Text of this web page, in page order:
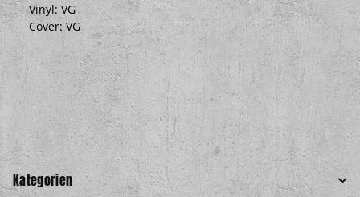
Vinyl: VG
Cover: VG
Kategorien